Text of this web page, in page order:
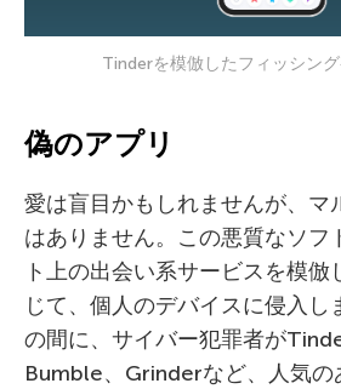
Tinderを模倣したフィッシン
偽のアプリ
愛は盲目かもしれませんが、マ
はありません。この悪質なソフ
ト上の出会い系サービスを模倣
じて、個人のデバイスに侵入し
の間に、サイバー犯罪者が
Bumble、Grinderなど、人気の